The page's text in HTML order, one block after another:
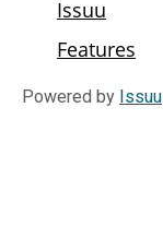
Powered by Issuu